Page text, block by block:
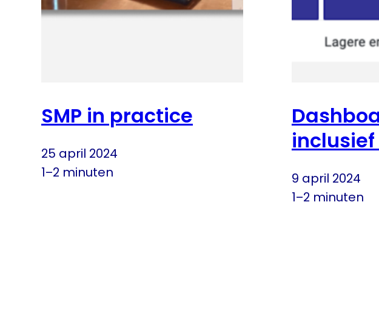
SMP in practice
25 april 2024
1–2 minuten
inclusief
9 april 2024
1–2 minuten